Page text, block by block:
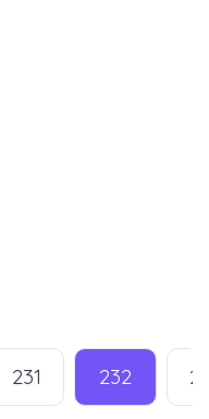
231 232